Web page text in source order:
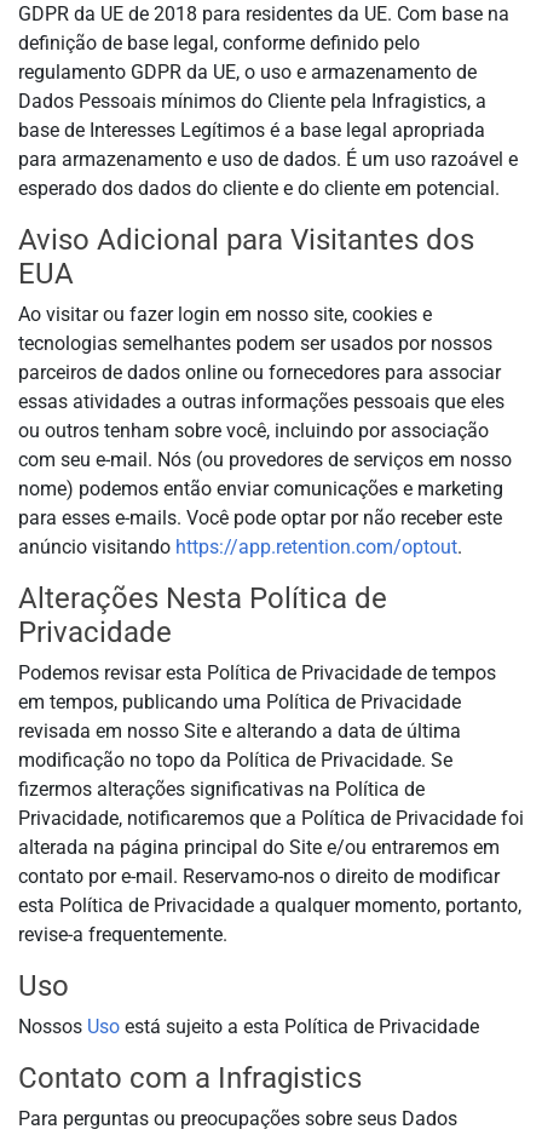
GDPR da UE de 2018 para residentes da UE. Com base na
definição de base legal, conforme definido pelo
regulamento GDPR da UE, o uso e armazenamento de
Dados Pessoais mínimos do Cliente pela Infragistics, a
base de Interesses Legítimos é a base legal apropriada
para armazenamento e uso de dados. É um uso razoável e
esperado dos dados do cliente e do cliente em potencial.
Aviso Adicional para Visitantes dos
EUA
Ao visitar ou fazer login em nosso site, cookies e
tecnologias semelhantes podem ser usados por nossos
parceiros de dados online ou fornecedores para associar
essas atividades a outras informações pessoais que eles
ou outros tenham sobre você, incluindo por associação
com seu e-mail. Nós (ou provedores de serviços em nosso
nome) podemos então enviar comunicações e marketing
para esses e-mails. Você pode optar por não receber este
anúncio visitando https://app.retention.com/optout.
Alterações Nesta Política de
Privacidade
Podemos revisar esta Política de Privacidade de tempos
em tempos, publicando uma Política de Privacidade
revisada em nosso Site e alterando a data de última
modificação no topo da Política de Privacidade. Se
fizermos alterações significativas na Política de
Privacidade, notificaremos que a Política de Privacidade foi
alterada na página principal do Site e/ou entraremos em
contato por e-mail. Reservamo-nos o direito de modificar
esta Política de Privacidade a qualquer momento, portanto,
revise-a frequentemente.
Uso
Nossos Uso está sujeito a esta Política de Privacidade
Contato com a Infragistics
Para perguntas ou preocupações sobre seus Dados